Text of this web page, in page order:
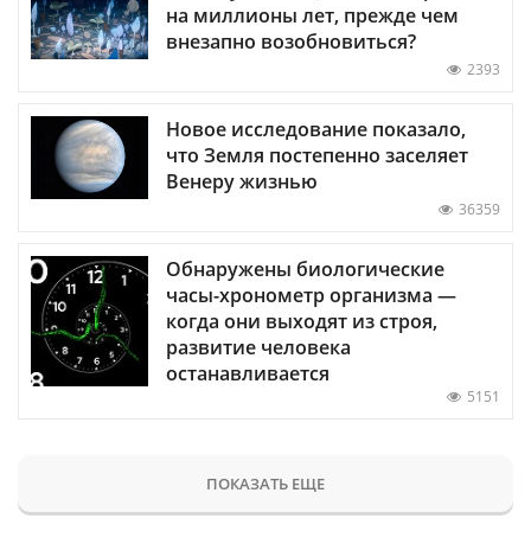
на миллионы лет, прежде чем
внезапно возобновиться?
2393
Новое исследование показало,
что Земля постепенно заселяет
Венеру жизнью
36359
Обнаружены биологические
часы-хронометр организма —
когда они выходят из строя,
развитие человека
останавливается
5151
ПОКАЗАТЬ ЕЩЕ